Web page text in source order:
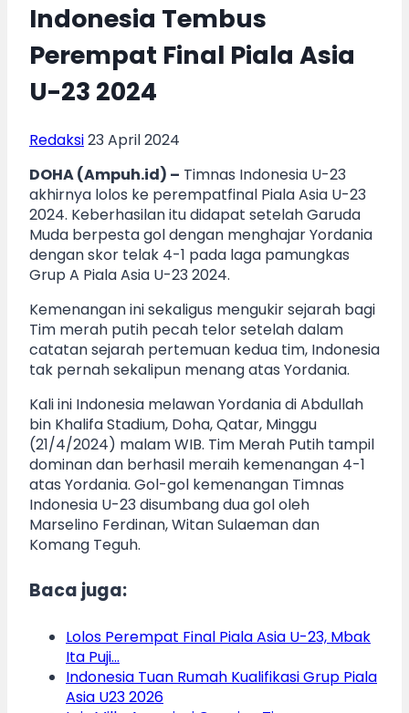
Indonesia Tembus
Perempat Final Piala Asia
U-23 2024
Redaksi23 April 2024
DOHA (Ampuh.id) – Timnas Indonesia U-23
akhirnya lolos ke perempatfinal Piala Asia U-23
2024. Keberhasilan itu didapat setelah Garuda
Muda berpesta gol dengan menghajar Yordania
dengan skor telak 4-1 pada laga pamungkas
Grup A Piala Asia U-23 2024.
Kemenangan ini sekaligus mengukir sejarah bagi
Tim merah putih pecah telor setelah dalam
catatan sejarah pertemuan kedua tim, Indonesia
tak pernah sekalipun menang atas Yordania.
Kali ini Indonesia melawan Yordania di Abdullah
bin Khalifa Stadium, Doha, Qatar, Minggu
(21/4/2024) malam WIB. Tim Merah Putih tampil
dominan dan berhasil meraih kemenangan 4-1
atas Yordania. Gol-gol kemenangan Timnas
Indonesia U-23 disumbang dua gol oleh
Marselino Ferdinan, Witan Sulaeman dan
Komang Teguh.
Baca juga:
Lolos Perempat Final Piala Asia U-23, Mbak
Ita Puji…
Indonesia Tuan Rumah Kualifikasi Grup Piala
Asia U23 2026